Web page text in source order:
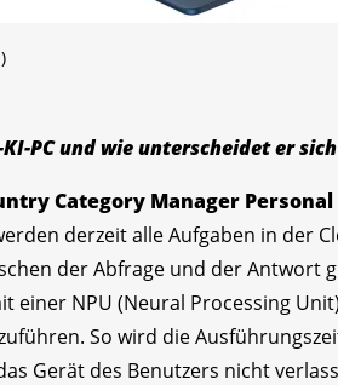
PC und wie unterscheidet er
Category Manager Personal
derzeit alle Aufgaben in der
der Abfrage und der Antwort
einer NPU (Neural Processing
So wird die
Gerät des Benutzers nicht